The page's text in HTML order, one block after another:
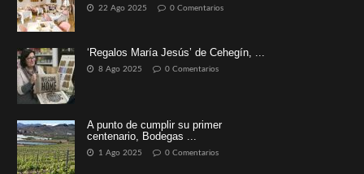
22 Ago 2025 0 Comentarios
‘Regalos María Jesús’ de Cehegín, ...
8 Ago 2025 0 Comentarios
A punto de cumplir su primer
centenario, Bodegas ...
1 Ago 2025 0 Comentarios